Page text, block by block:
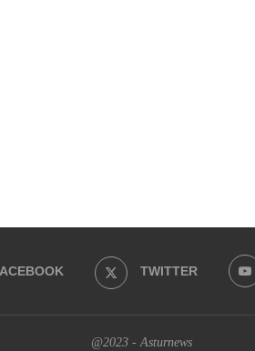
TWITTER
@2023 - Asturnews